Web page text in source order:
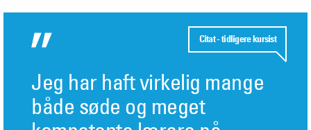
Citat - tidligere kursist
Jeg har haft virkelig mange
både søde og meget